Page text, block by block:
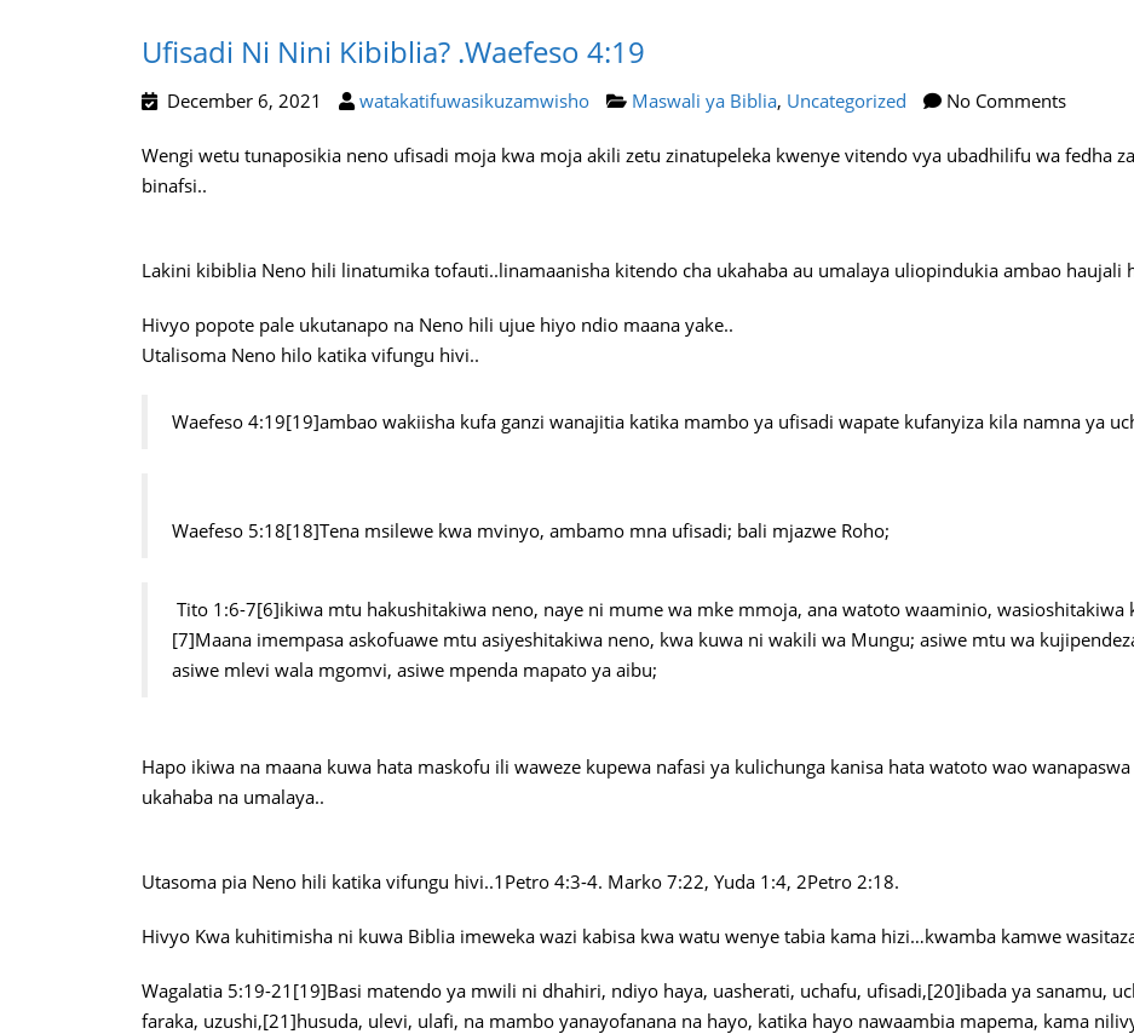
Ufisadi Ni Nini Kibiblia? .Waefeso 4:19
December 6, 2021 watakatifuwasikuzamwisho Maswali ya Biblia, Uncategorized No Comments
Wengi wetu tunaposikia neno ufisadi moja kwa moja akili zetu zinatupeleka kwenye vitendo vya ubadhilifu wa fedha
binafsi..
Lakini kibiblia Neno hili linatumika tofauti..linamaanisha kitendo cha ukahaba au umalaya uliopindukia ambao haujali
Hivyo popote pale ukutanapo na Neno hili ujue hiyo ndio maana yake..
Utalisoma Neno hilo katika vifungu hivi..
Waefeso 4:19[19]ambao wakiisha kufa ganzi wanajitia katika mambo ya ufisadi wapate kufanyiza kila namna ya
Waefeso 5:18[18]Tena msilewe kwa mvinyo, ambamo mna ufisadi; bali mjazwe Roho;
Tito 1:6-7[6]ikiwa mtu hakushitakiwa neno, naye ni mume wa mke mmoja, ana watoto waaminio, wasioshitakiwa
[7]Maana imempasa askofuawe mtu asiyeshitakiwa neno, kwa kuwa ni wakili wa Mungu; asiwe mtu wa
asiwe mlevi wala mgomvi, asiwe mpenda mapato ya aibu;
Hapo ikiwa na maana kuwa hata maskofu ili waweze kupewa nafasi ya kulichunga kanisa hata watoto wao
ukahaba na umalaya..
Utasoma pia Neno hili katika vifungu hivi..1Petro 4:3-4. Marko 7:22, Yuda 1:4, 2Petro 2:18.
Hivyo Kwa kuhitimisha ni kuwa Biblia imeweka wazi kabisa kwa watu wenye tabia kama hizi…kwamba kamwe
Wagalatia 5:19-21[19]Basi matendo ya mwili ni dhahiri, ndiyo haya, uasherati, uchafu, ufisadi,[20]ibada ya sanamu,
faraka, uzushi,[21]husuda, ulevi, ulafi, na mambo yanayofanana na hayo, katika hayo nawaambia mapema, kama